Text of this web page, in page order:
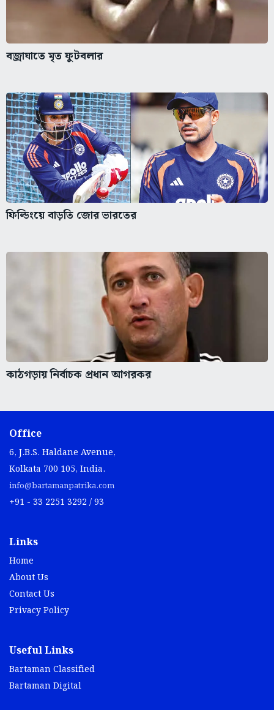
বজ্রাঘাতে মৃত ফুটবলার
ফিল্ডিংয়ে বাড়তি জোর ভারতের
কাঠগড়ায় নির্বাচক প্রধান আগরকর
Office
6, J.B.S. Haldane Avenue,
Kolkata 700 105, India.
info@bartamanpatrika.com
+91 - 33 2251 3292 / 93
Links
Home
About Us
Contact Us
Privacy Policy
Useful Links
Bartaman Classified
Bartaman Digital